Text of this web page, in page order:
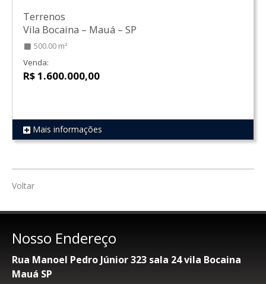
REF 139
Terrenos
Vila Bocaina – Mauá – SP
500.00 m²
Venda:
R$ 1.600.000,00
Mais informações
Voltar
Nosso Endereço
Rua Manoel Pedro Júnior 323 sala 24 vila Bocaina
Mauá SP